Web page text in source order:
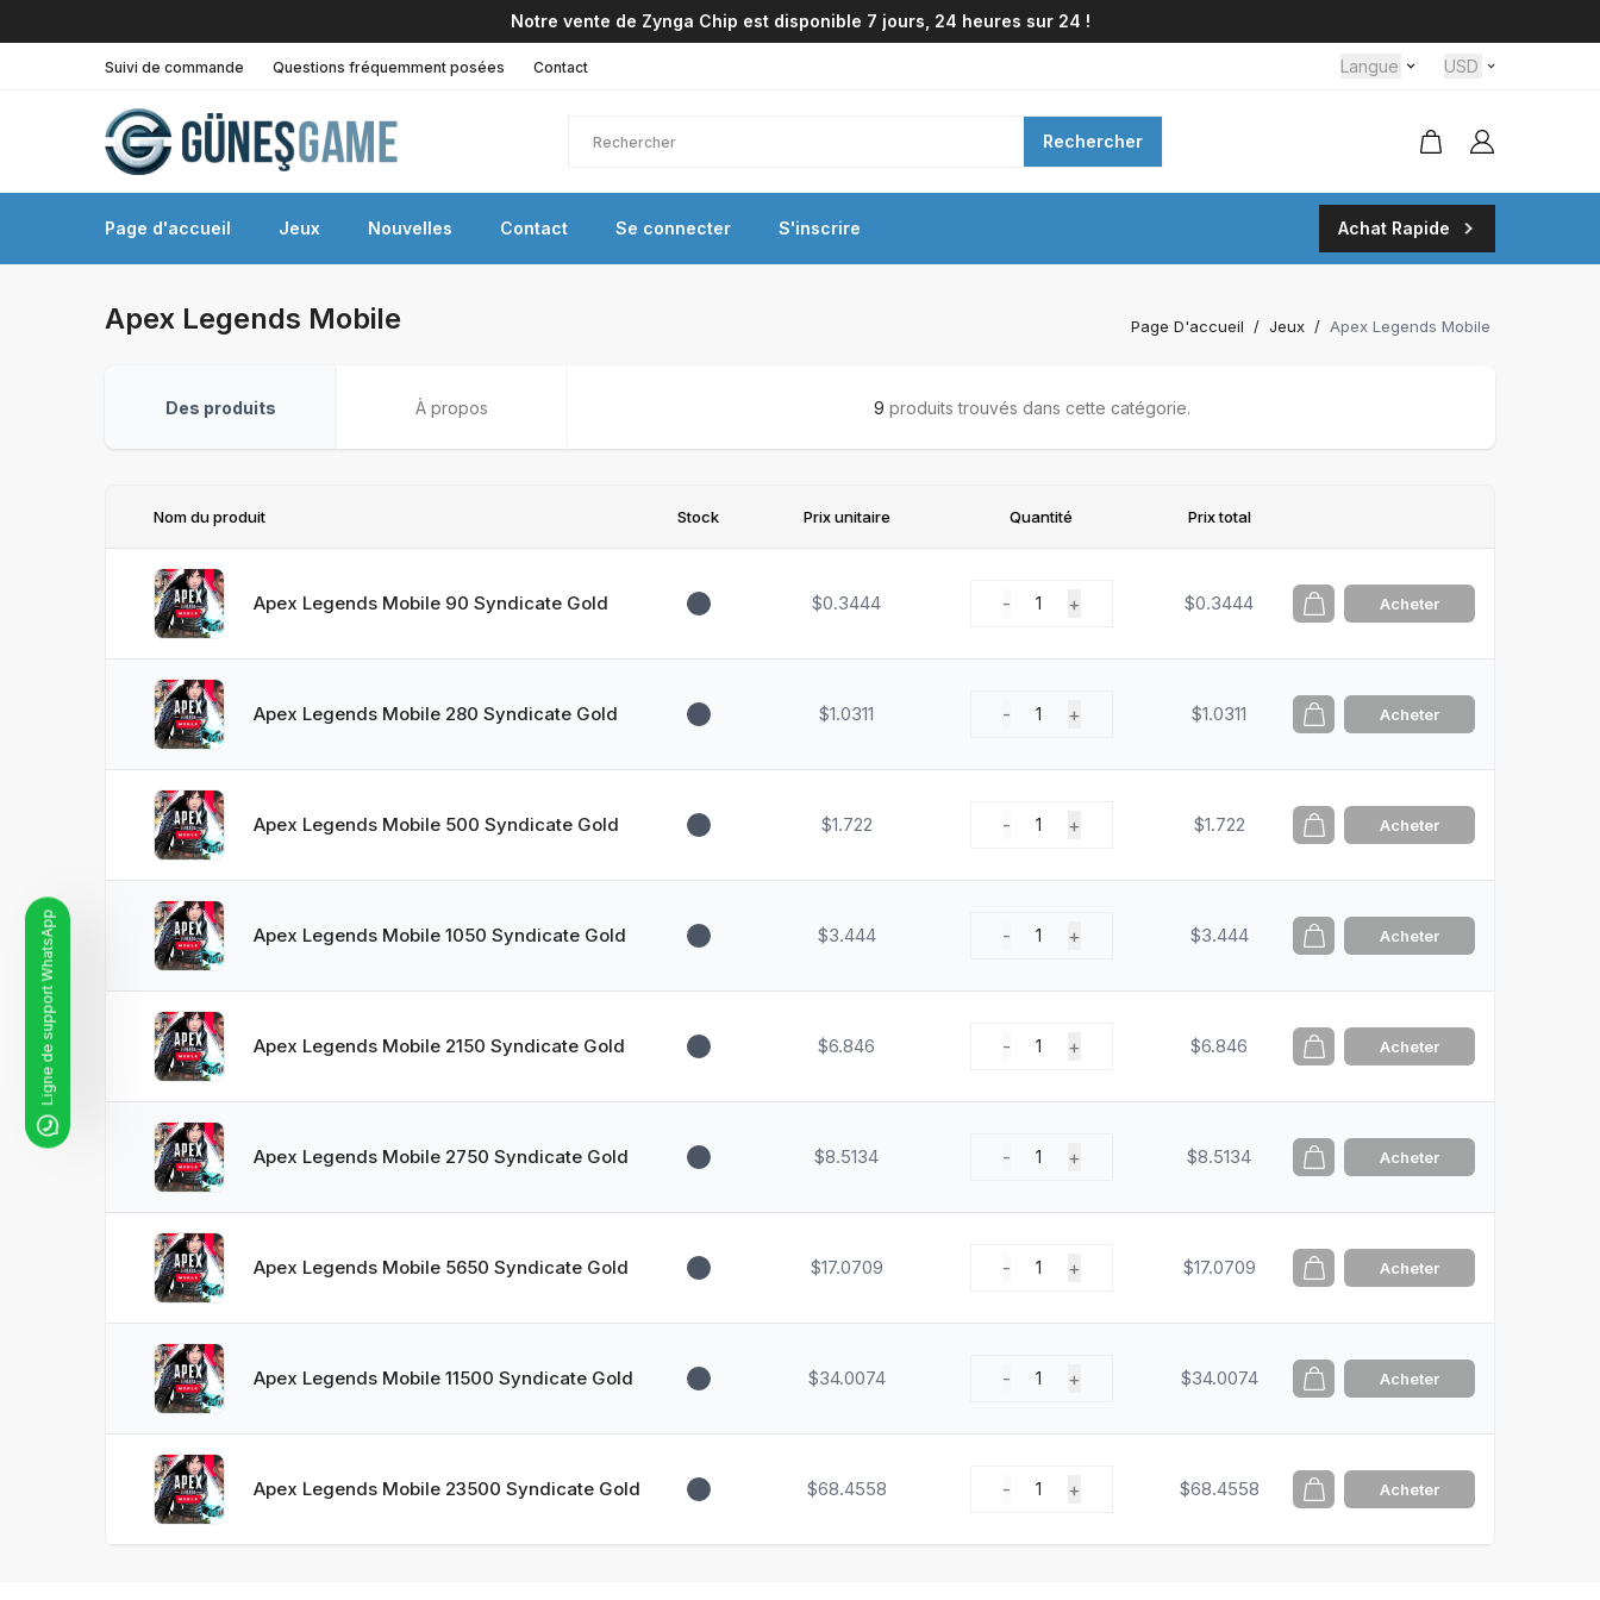
Notre vente de Zynga Chip est disponible 7 jours, 24 heures sur 24 !
Suivi de commande Questions fréquemment posées Contact Langue USD
Rechercher
Page d'accueil Jeux Nouvelles Contact Se connecter S'inscrire Achat Rapide
Apex Legends Mobile Page D'accueil / Jeux / Apex Legends Mobile
Des produits À propos 9 produits trouvés dans cette catégorie.
Nom du produit Stock Prix unitaire Quantité Prix total
Apex Legends Mobile 90 Syndicate Gold $0.3444 - 1 + $0.3444 Acheter
Apex Legends Mobile 280 Syndicate Gold $1.0311 - 1 + $1.0311 Acheter
Apex Legends Mobile 500 Syndicate Gold $1.722 - 1 + $1.722 Acheter
Apex Legends Mobile 1050 Syndicate Gold $3.444 - 1 + $3.444 Acheter
Apex Legends Mobile 2150 Syndicate Gold $6.846 - 1 + $6.846 Acheter
Apex Legends Mobile 2750 Syndicate Gold $8.5134 - 1 + $8.5134 Acheter
Apex Legends Mobile 5650 Syndicate Gold $17.0709 - 1 + $17.0709 Acheter
Apex Legends Mobile 11500 Syndicate Gold $34.0074 - 1 + $34.0074 Acheter
Apex Legends Mobile 23500 Syndicate Gold $68.4558 - 1 + $68.4558 Acheter
Ligne de support WhatsApp